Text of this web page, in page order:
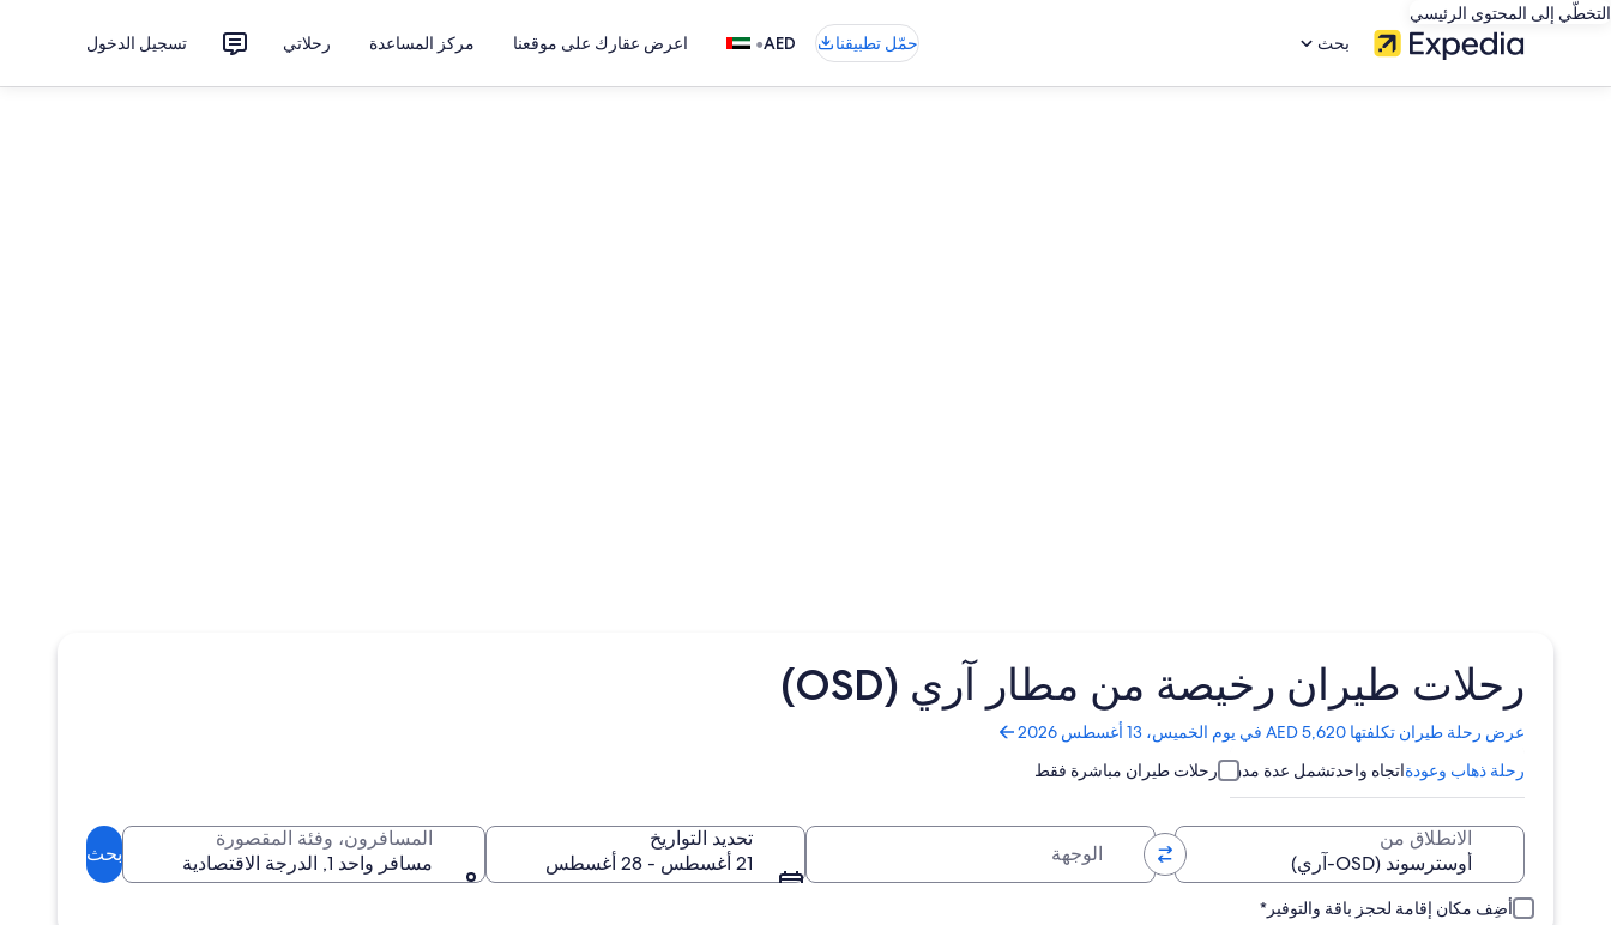
التخطّي إلى المحتوى الرئيسي
بحث
حمّل تطبيقنا AED
• اعرض عقارك على موقعنا مركز المساعدة رحلاتي تسجيل الدخول
رحلات طيران رخيصة من مطار آري (OSD)
عرض رحلة طيران تكلفتها AED 5,620 في يوم الخميس، 13 أغسطس 2026
تفتح
في
نافذة
رحلة ذهاب وعودةاتجاه واحدتشمل عدة مدن رحلات طيران مباشرة فقط
الانطلاق من
تحديد التواريخ
21 أغسطس - 28 أغسطس
المسافرون، وفئة المقصورة
مسافر واحد 1, الدرجة الاقتصادية
بحث
أضِف مكان إقامة لحجز باقة والتوفير*